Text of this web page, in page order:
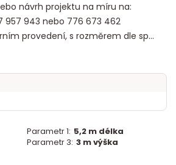
návrh projektu na míru na:
943 nebo 776 673 462
provedení, s rozměrem dle sp...
Parametr 1: 5,2 m délka
Parametr 3: 3 m výška